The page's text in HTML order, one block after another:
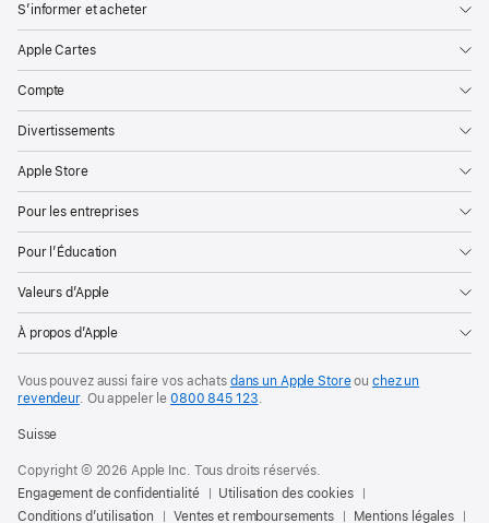
S’informer et acheter
Apple Cartes
Compte
Divertissements
Apple Store
Pour les entreprises
Pour l’Éducation
Valeurs d’Apple
À propos d’Apple
Vous pouvez aussi faire vos achats dans un Apple Storeouchez un
revendeur. Ouappeler le0800 845 123
Suisse
Copyright © 2026 Apple Inc. Tous droits réservés.
Engagement de confidentialité
Utilisation des cookies
Conditions d’utilisation
Ventes et remboursements Mentions légales